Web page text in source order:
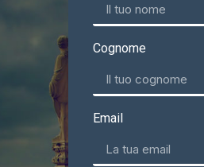
Cognome
Email